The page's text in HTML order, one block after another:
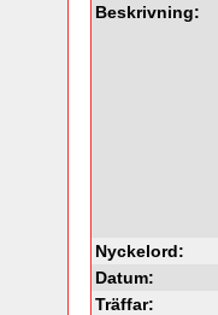
Beskrivning:
Nyckelord:
Datum:
Träffar: